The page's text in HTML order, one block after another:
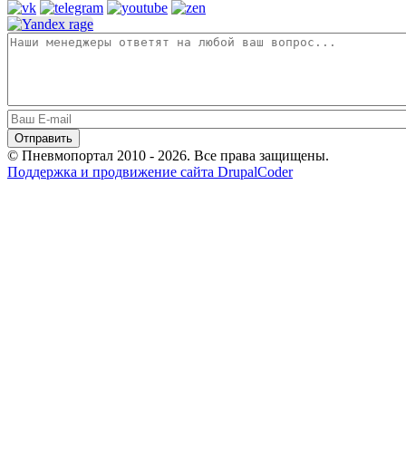
© Пневмопортал 2010 - 2026. Все права защищены.
Поддержка и продвижение сайта DrupalCoder